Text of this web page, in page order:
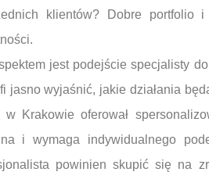
klientów? Dobre portfolio
jest podejście specjalisty
jasno wyjaśnić, jakie działania
Krakowie oferował
i wymaga indywidualnego
powinien skupić się na